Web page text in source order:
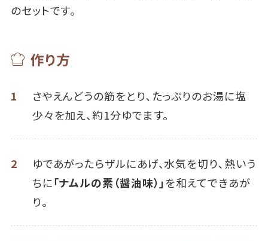
のセットです。
作り方
1
さやえんどうの筋をとり､たっぷりのお湯に塩
少々を加え、約1分ゆでます。
2
ゆであがったらザルにあげ、水気を切り､熱いう
ちに「ナムルの素（醤油味）」を和えてできあが
り。